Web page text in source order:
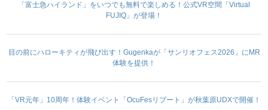
「富士急ハイランド」をいつでも無料で楽しめる！公式VR空間「Virtual
FUJIQ」が登場！
目の前にハローキティが飛び出す！Gugenkaが「サンリオフェス2026」にMR
体験を提供！
「VR元年」10周年！体験イベント「OcuFesリブート」が秋葉原UDXで開催！